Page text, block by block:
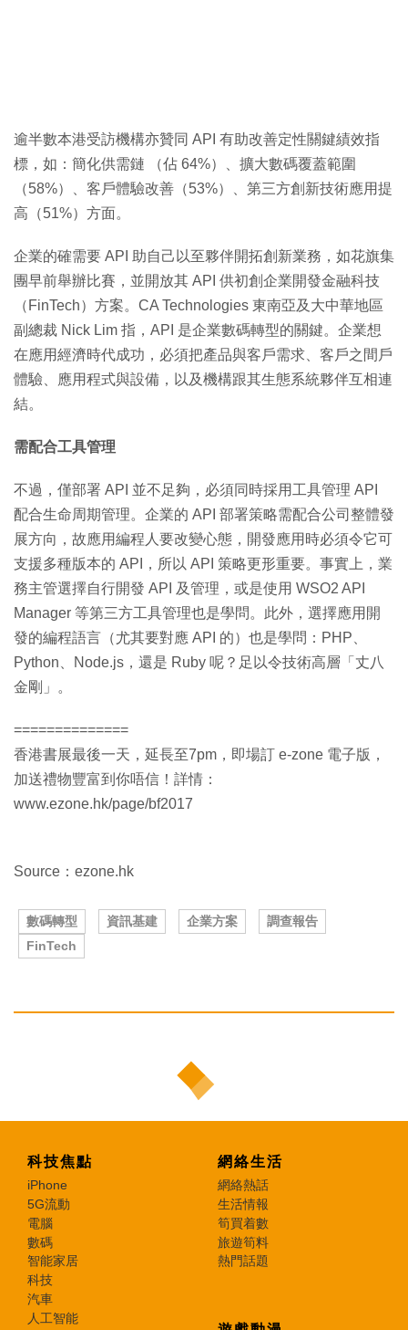
逾半數本港受訪機構亦贊同 API 有助改善定性關鍵績效指
標，如：簡化供需鏈 （佔 64%）、擴大數碼覆蓋範圍
（58%）、客戶體驗改善（53%）、第三方創新技術應用提
高（51%）方面。
企業的確需要 API 助自己以至夥伴開拓創新業務，如花旗集
團早前舉辦比賽，並開放其 API 供初創企業開發金融科技
（FinTech）方案。CA Technologies 東南亞及大中華地區
副總裁 Nick Lim 指，API 是企業數碼轉型的關鍵。企業想
在應用經濟時代成功，必須把產品與客戶需求、客戶之間戶
體驗、應用程式與設備，以及機構跟其生態系統夥伴互相連
結。
需配合工具管理
不過，僅部署 API 並不足夠，必須同時採用工具管理 API
配合生命周期管理。企業的 API 部署策略需配合公司整體發
展方向，故應用編程人要改變心態，開發應用時必須令它可
支援多種版本的 API，所以 API 策略更形重要。事實上，業
務主管選擇自行開發 API 及管理，或是使用 WSO2 API
Manager 等第三方工具管理也是學問。此外，選擇應用開
發的編程語言（尤其要對應 API 的）也是學問：PHP、
Python、Node.js，還是 Ruby 呢？足以令技術高層「丈八
金剛」。
==============
香港書展最後一天，延長至7pm，即場訂 e-zone 電子版，
加送禮物豐富到你唔信！詳情：
www.ezone.hk/page/bf2017
Source：ezone.hk
數碼轉型 資訊基建 企業方案
調查報告
FinTech
科技焦點
iPhone
5G流動
電腦
數碼
智能家居
科技
汽車
人工智能
網絡生活
網絡熱話
生活情報
筍買着數
旅遊筍料
熱門話題